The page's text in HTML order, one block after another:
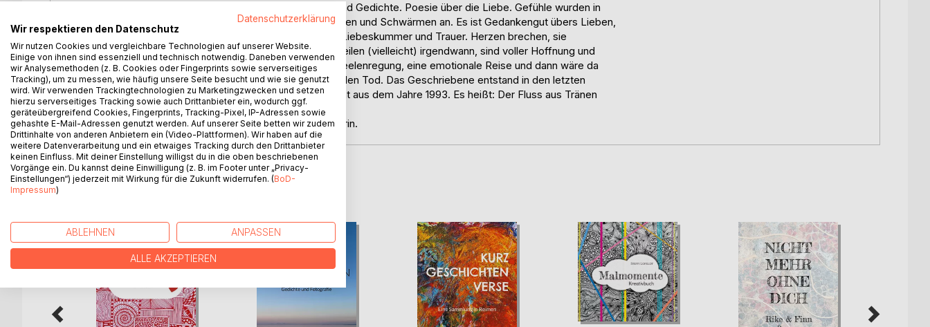
Das Buch Wohl & Schmerz Liebe enthält 100 Gedanken und Gedichte. Poesie über die Liebe. Gefühle wurden in
Verse verdichtet. Sie regen zum Nachdenken, zum Träumen und Schwärmen an. Es ist Gedankengut übers Lieben,
Verlieben und Glücklichsein, aber auch Gegensätzliches: Liebeskummer und Trauer. Herzen brechen, sie
zersplittern und sind oft erfüllt von tiefer Traurigkeit. Sie heilen (vielleicht) irgendwann, sind voller Hoffnung und
können neu lieben. Ein Auf und Ab, ein Wechselbad der Seelenregung, eine emotionale Reise und dann wäre da
noch die ewige Liebe - jene, die alles überdauert, selbst den Tod. Das Geschriebene entstand in den letzten
Wochen, Monaten und Jahren, das älteste Gedicht stammt aus dem Jahre 1993. Es heißt: Der Fluss aus Tränen
Begleitet werden die Texte von 58 Zeichnungen der Autorin.
WEITERE TITEL BEIBoD
Datenschutzerklärung
Wir respektieren den Datenschutz
Wir nutzen Cookies und vergleichbare Technologien auf unserer Website.
Einige von ihnen sind essenziell und technisch notwendig. Daneben verwenden
wir Analysemethoden (z. B. Cookies oder Fingerprints sowie serverseitiges
Tracking), um zu messen, wie häufig unsere Seite besucht und wie sie genutzt
wird. Wir verwenden Trackingtechnologien zu Marketingzwecken und setzen
hierzu serverseitiges Tracking sowie auch Drittanbieter ein, wodurch ggf.
geräteübergreifend Cookies, Fingerprints, Tracking-Pixel, IP-Adressen sowie
gehashte E-Mail-Adressen genutzt werden. Auf unserer Seite betten wir zudem
Drittinhalte von anderen Anbietern ein (Video-Plattformen). Wir haben auf die
weitere Datenverarbeitung und ein etwaiges Tracking durch den Drittanbieter
keinen Einfluss. Mit deiner Einstellung willigst du in die oben beschriebenen
Vorgänge ein. Du kannst deine Einwilligung (z. B. im Footer unter „Privacy-
Einstellungen“) jederzeit mit Wirkung für die Zukunft widerrufen. (BoD-
Impressum)
ABLEHNEN ANPASSEN
ALLE AKZEPTIEREN